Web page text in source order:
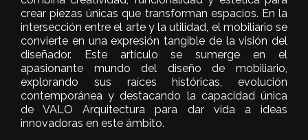
crear piezas únicas que transforman espacios. En la
intersección entre el arte y la utilidad, el mobiliario se
convierte en una expresión tangible de la visión del
diseñador. Este artículo se sumerge en el
apasionante mundo del diseño de mobiliario,
explorando sus raíces históricas, evolución
contemporánea y destacando la capacidad única
de VALO Arquitectura para dar vida a ideas
innovadoras en este ámbito.